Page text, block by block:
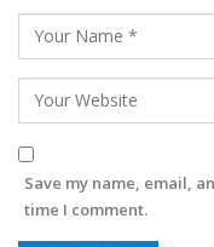
Save my name, email,
time I comment.